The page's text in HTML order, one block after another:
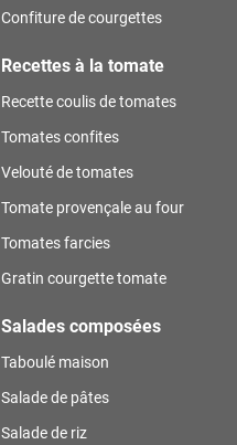
Confiture de courgettes
Recettes à la tomate
Recette coulis de tomates
Tomates confites
Velouté de tomates
Tomate provençale au four
Tomates farcies
Gratin courgette tomate
Salades composées
Taboulé maison
Salade de pâtes
Salade de riz